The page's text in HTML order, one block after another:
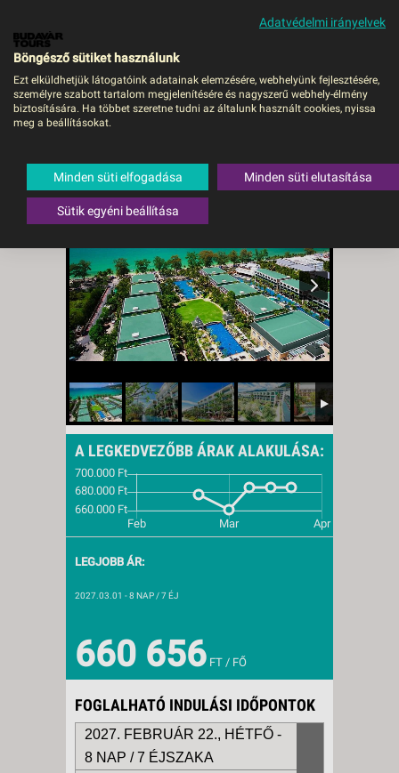
MENÜ
Graceland Phuket Resort
Thaiföld,Phuket
A LEGKEDVEZŐBB ÁRAK ALAKULÁSA:
LEGJOBB ÁR:
2027.03.01 - 8 NAP / 7 ÉJ
660 656 FT / FŐ
FOGLALHATÓ INDULÁSI IDŐPONTOK
2027. FEBRUÁR 22., HÉTFŐ -
8 NAP / 7 ÉJSZAKA
Adatvédelmi irányelvek
Böngésző sütiket használunk
Ezt elküldhetjük látogatóink adatainak elemzésére, webhelyünk fejlesztésére,
személyre szabott tartalom megjelenítésére és nagyszerű webhely-élmény
biztosítására. Ha többet szeretne tudni az általunk használt cookies, nyissa
meg a beállításokat.
Minden süti elfogadása Minden süti elutasítása
Sütik egyéni beállítása